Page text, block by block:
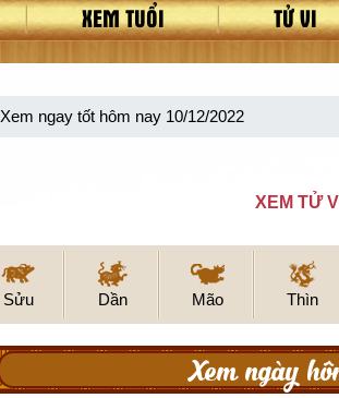
XEM TUỔI TỬ VI
Xem ngay tốt hôm nay 10/12/2022
XEM TỬ
Sửu Dần Mão Thìn
Xem ngày